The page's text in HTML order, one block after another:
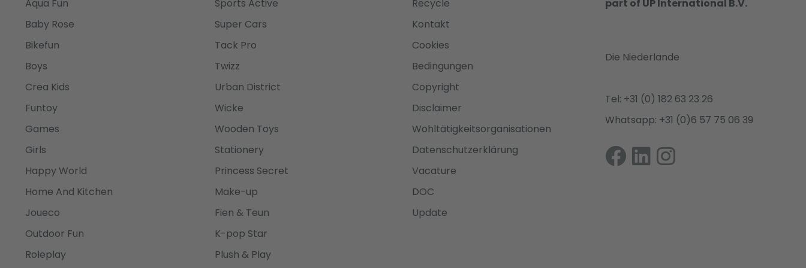
Aqua Fun
Baby Rose
Bikefun
Boys
Crea Kids
Funtoy
Games
Girls
Happy World
Home And Kitchen
Joueco
Outdoor Fun
Roleplay
Sports Active
Super Cars
Tack Pro
Twizz
Urban District
Wicke
Wooden Toys
Stationery
Princess Secret
Make-up
Fien & Teun
K-pop Star
Plush & Play
Recycle
Kontakt
Cookies
Bedingungen
Copyright
Disclaimer
Wohltätigkeitsorganisationen
Datenschutzerklärung
Vacature
DOC
Update
part of UP International B.V.
Die Niederlande
Tel: +31 (0) 182 63 23 26
Whatsapp: +31 (0)6 57 75 06 39